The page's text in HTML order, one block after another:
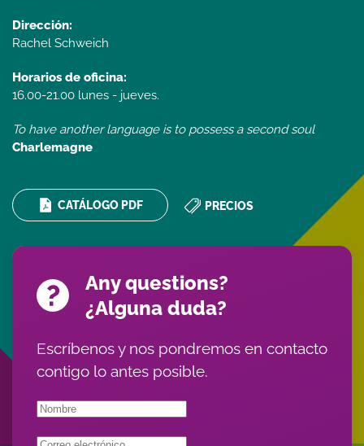
Dirección:
Rachel Schweich
Horarios de oficina:
16.00-21.00 lunes - jueves.
To have another language is to possess a second soul
Charlemagne
CATÁLOGO PDF PRECIOS
Any questions?
¿Alguna duda?
Escríbenos y nos pondremos en contacto
contigo lo antes posible.